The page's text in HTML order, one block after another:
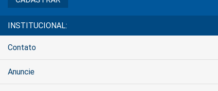
INSTITUCIONAL:
Contato
Anuncie